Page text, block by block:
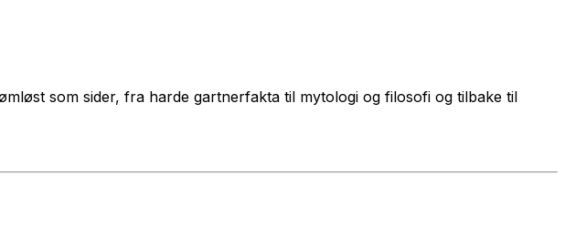
som sider, fra harde gartnerfakta til mytologi og filosofi og tilbake til